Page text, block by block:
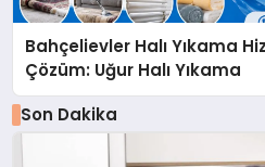
Bahçelievler Halı Yıkama
Çözüm: Uğur Halı Yıkama
Son Dakika